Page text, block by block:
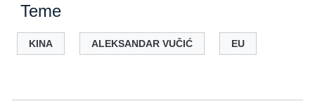
Teme
KINA ALEKSANDAR VUČIĆ EU